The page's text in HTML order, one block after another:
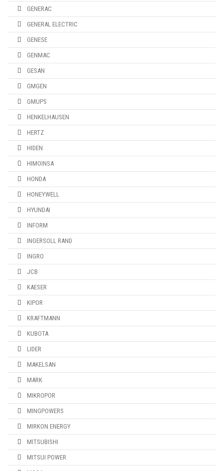
GENERAC
GENERAL ELECTRIC
GENESE
GENMAC
GESAN
GMGEN
GMUPS
HENKELHAUSEN
HERTZ
HIDEN
HIMOINSA
HONDA
HONEYWELL
HYUNDAI
INFORM
INGERSOLL RAND
INGRO
JCB
KAESER
KIPOR
KRAFTMANN
KUBOTA
LIDER
MAKELSAN
MARK
MIKROPOR
MINGPOWERS
MIRKON ENERGY
MITSUBISHI
MITSUI POWER